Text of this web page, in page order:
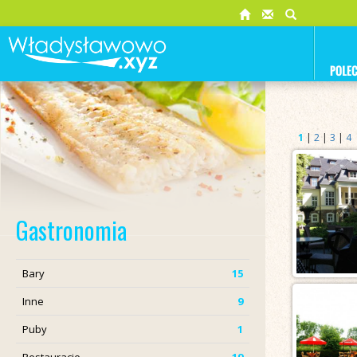
Gastronomia
Bary
15
Inne
9
Puby
1
1 | 2 | 3 | 4